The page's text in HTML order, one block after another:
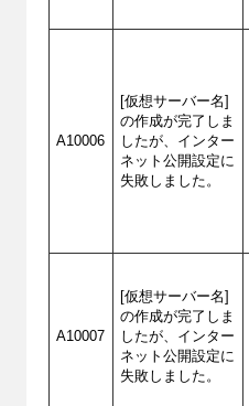
A10006
[仮想サーバー名]
の作成が完了しま
したが、インター
ネット公開設定に
失敗しました。
A10007
[仮想サーバー名]
の作成が完了しま
したが、インター
ネット公開設定に
失敗しました。